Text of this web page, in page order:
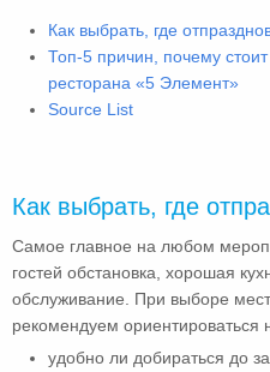
Как выбрать, где
Топ-5 причин, почему
ресторана «5 Элемент»
Source List
Как выбрать, где
Самое главное на любом
гостей обстановка, хорошая
обслуживание. При выборе
рекомендуем ориентироваться
удобно ли добираться до